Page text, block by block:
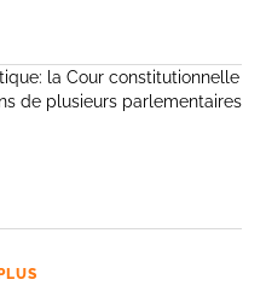
la Cour constitutionnelle
de plusieurs parlementaires